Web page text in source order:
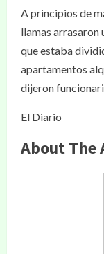
A principios de
llamas arrasaron
que estaba
apartamentos
dijeron
El Diario
About The